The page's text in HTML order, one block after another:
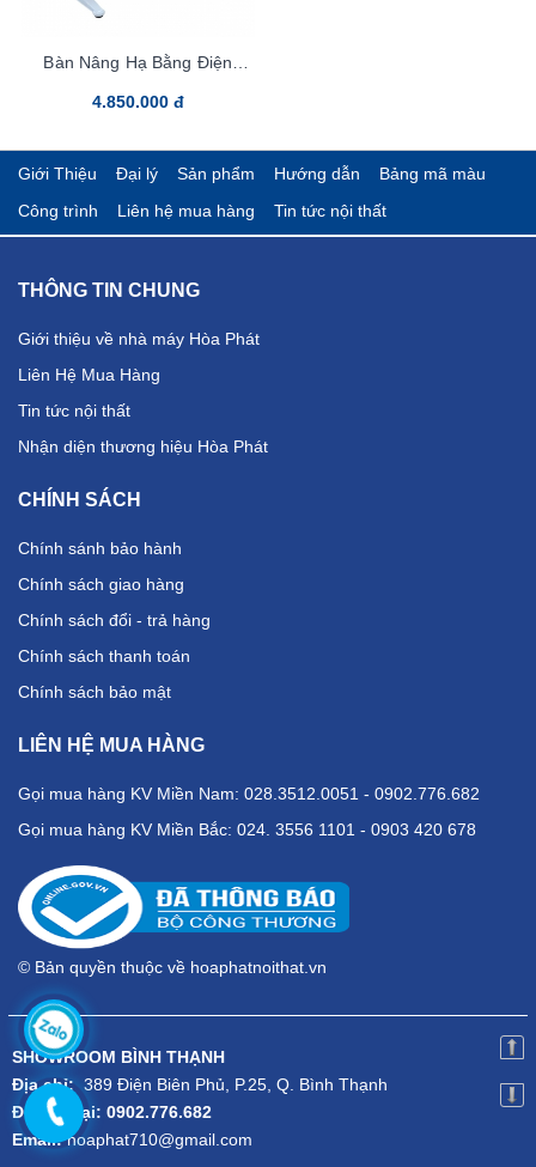
Bàn Nâng Hạ Bằng Điện
4.850.000 đ
Giới Thiệu Đại lý Sản phẩm Hướng dẫn
Bảng mã màu
Công trình
Liên hệ mua hàng Tin tức nội thất
THÔNG TIN CHUNG
Giới thiệu về nhà máy Hòa Phát
Liên Hệ Mua Hàng
Tin tức nội thất
Nhận diện thương hiệu Hòa Phát
CHÍNH SÁCH
Chính sánh bảo hành
Chính sách giao hàng
Chính sách đổi - trả hàng
Chính sách thanh toán
Chính sách bảo mật
LIÊN HỆ MUA HÀNG
Gọi mua hàng KV Miền Nam: 028.3512.0051 - 0902.776.682
Gọi mua hàng KV Miền Bắc: 024. 3556 1101 - 0903 420 678
© Bản quyền thuộc về hoaphatnoithat.vn
SHOWROOM BÌNH THẠNH
Địa chỉ: 389 Điện Biên Phủ, P.25, Q. Bình Thạnh
Điện thoại: 0902.776.682
Email:hoaphat710@gmail.com